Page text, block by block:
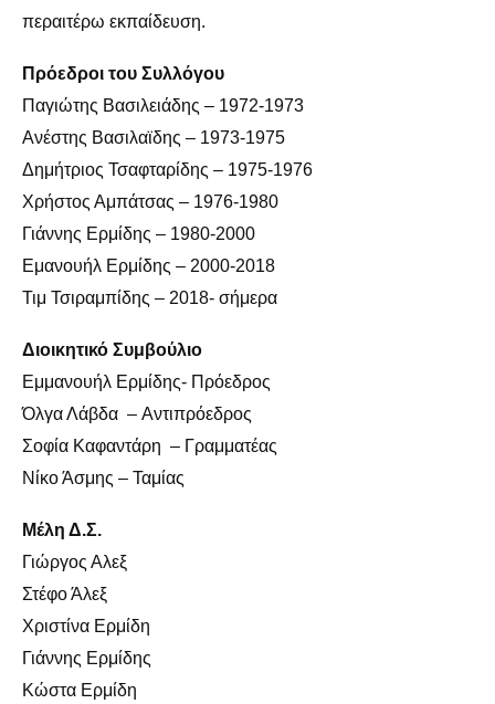
περαιτέρω εκπαίδευση.
Πρόεδροι του Συλλόγου
Παγιώτης Βασιλειάδης – 1972-1973
Ανέστης Βασιλαϊδης – 1973-1975
Δημήτριος Τσαφταρίδης – 1975-1976
Χρήστος Αμπάτσας – 1976-1980
Γιάννης Ερμίδης – 1980-2000
Εμανουήλ Ερμίδης – 2000-2018
Τιμ Τσιραμπίδης – 2018- σήμερα
Διοικητικό Συμβούλιο
Εμμανουήλ Ερμίδης- Πρόεδρος
Όλγα Λάβδα – Αντιπρόεδρος
Σοφία Καφαντάρη – Γραμματέας
Νίκο Άσμης – Ταμίας
Μέλη Δ.Σ.
Γιώργος Αλεξ
Στέφο Άλεξ
Χριστίνα Ερμίδη
Γιάννης Ερμίδης
Κώστα Ερμίδη